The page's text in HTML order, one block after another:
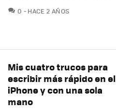
0 COMENTARIOS
HACE 2 AÑOS
Mis cuatro trucos para
escribir más rápido en el
iPhone y con una sola
mano